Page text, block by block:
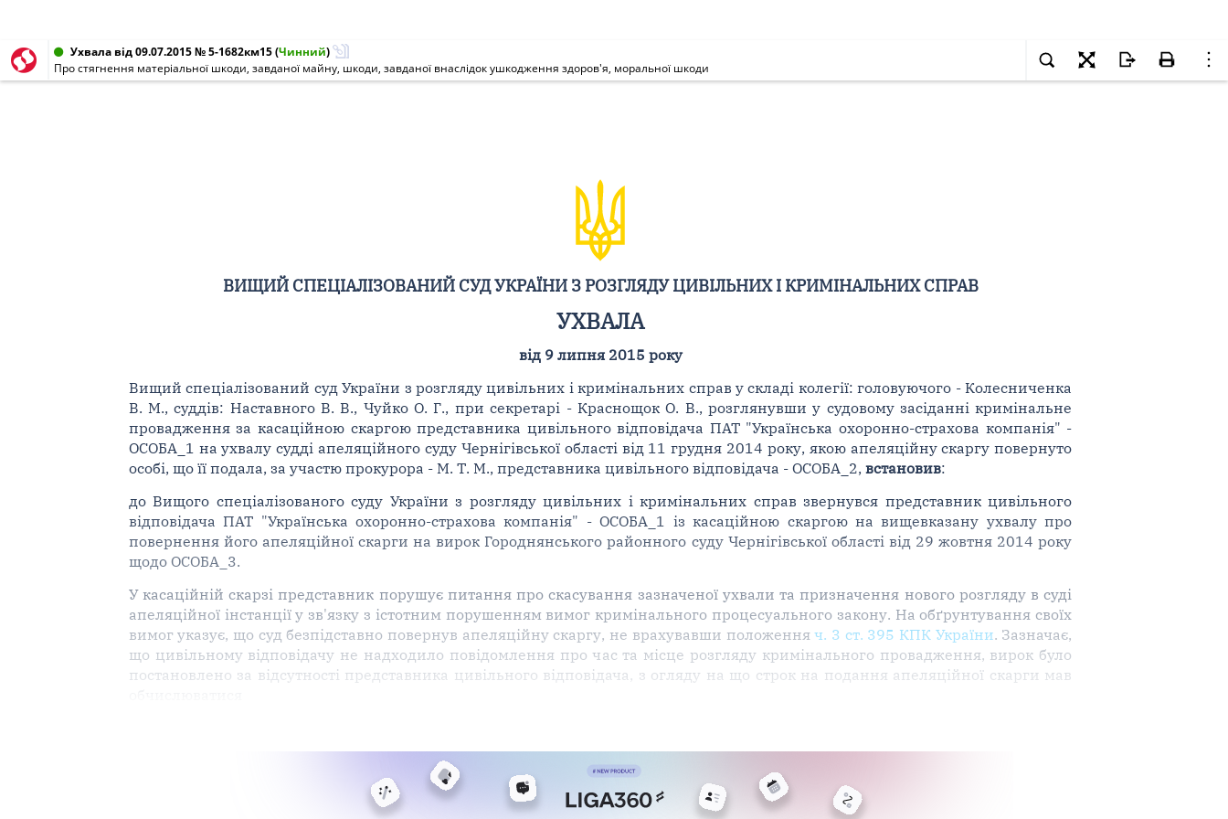
Ухвала від 09.07.2015 № 5-1682км15(Чинний)
Про стягнення матеріальної шкоди, завданої майну, шкоди, завданої внаслідок ушкодження здоров'я, моральної шкоди
ВИЩИЙ СПЕЦІАЛІЗОВАНИЙ СУД УКРАЇНИ З РОЗГЛЯДУ ЦИВІЛЬНИХ І КРИМІНАЛЬНИХ СПРАВ
УХВАЛА
від 9 липня 2015 року
Вищий спеціалізований суд України з розгляду цивільних і кримінальних справ у складі колегії: головуючого - Колесниченка
В. М., суддів: Наставного В. В., Чуйко О. Г., при секретарі - Краснощок О. В., розглянувши у судовому засіданні кримінальне
провадження за касаційною скаргою представника цивільного відповідача ПАТ "Українська охоронно-страхова компанія" -
ОСОБА_1 на ухвалу судді апеляційного суду Чернігівської області від 11 грудня 2014 року, якою апеляційну скаргу повернуто
особі, що її подала, за участю прокурора - М. Т. М., представника цивільного відповідача - ОСОБА_2, встановив:
до Вищого спеціалізованого суду України з розгляду цивільних і кримінальних справ звернувся представник цивільного
відповідача ПАТ "Українська охоронно-страхова компанія" - ОСОБА_1 із касаційною скаргою на вищевказану ухвалу про
повернення його апеляційної скарги на вирок Городнянського районного суду Чернігівської області від 29 жовтня 2014 року
щодо ОСОБА_3.
У касаційній скарзі представник порушує питання про скасування зазначеної ухвали та призначення нового розгляду в суді
апеляційної інстанції у зв'язку з істотним порушенням вимог кримінального процесуального закону. На обґрунтування своїх
вимог указує, що суд безпідставно повернув апеляційну скаргу, не врахувавши положенняч. 3 ст. 395 КПК України. Зазначає,
що цивільному відповідачу не надходило повідомлення про час та місце розгляду кримінального провадження, вирок було
постановлено за відсутності представника цивільного відповідача, з огляду на що строк на подання апеляційної скарги мав